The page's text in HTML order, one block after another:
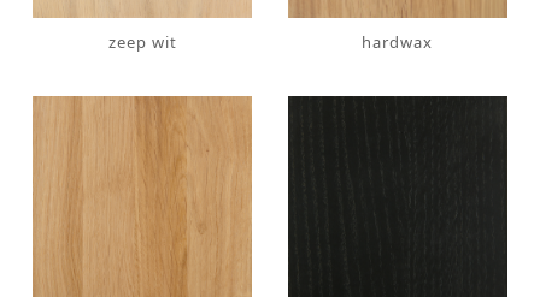
zeep wit hardwax